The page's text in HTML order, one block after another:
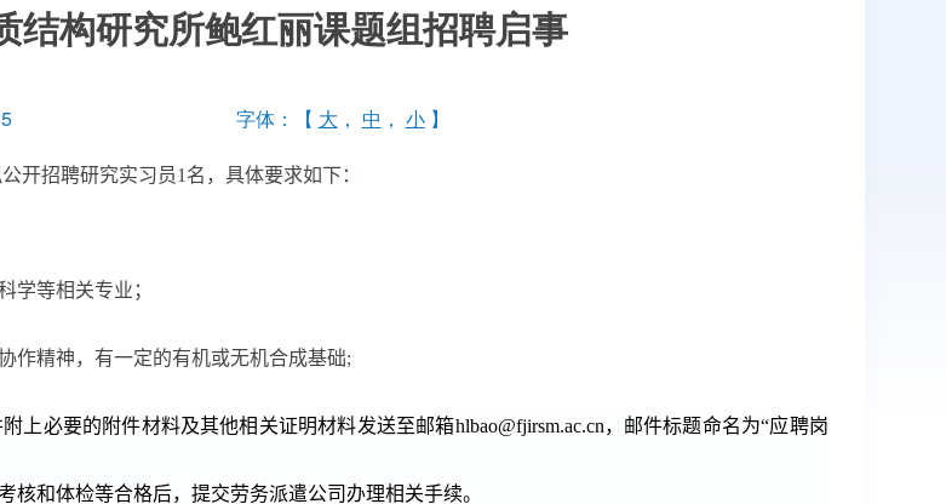
结构研究所鲍红丽课题组招聘启事
字体：【 大 ， 中 ， 小】
开招聘研究实习员1 名，具体要求如下：
学等相关专业；
作精神，有一定的有机或无机合成基础;
上必要的附件材料及其他相关证明材料发送至邮箱hlbao@fjirsm.ac.cn，邮件标题命名为“应聘岗
和体检等合格后，提交劳务派遣公司办理相关手续。